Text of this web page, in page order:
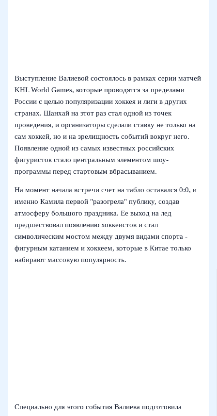
Выступление Валиевой состоялось в рамках серии матчей
KHL World Games, которые проводятся за пределами
России с целью популяризации хоккея и лиги в других
странах. Шанхай на этот раз стал одной из точек
проведения, и организаторы сделали ставку не только на
сам хоккей, но и на зрелищность событий вокруг него.
Появление одной из самых известных российских
фигуристок стало центральным элементом шоу-
программы перед стартовым вбрасыванием.
На момент начала встречи счет на табло оставался 0:0, и
именно Камила первой "разогрела" публику, создав
атмосферу большого праздника. Ее выход на лед
предшествовал появлению хоккеистов и стал
символическим мостом между двумя видами спорта -
фигурным катанием и хоккеем, которые в Китае только
набирают массовую популярность.
Специально для этого события Валиева подготовила